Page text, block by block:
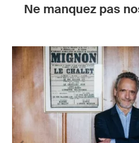
Ne manquez pas